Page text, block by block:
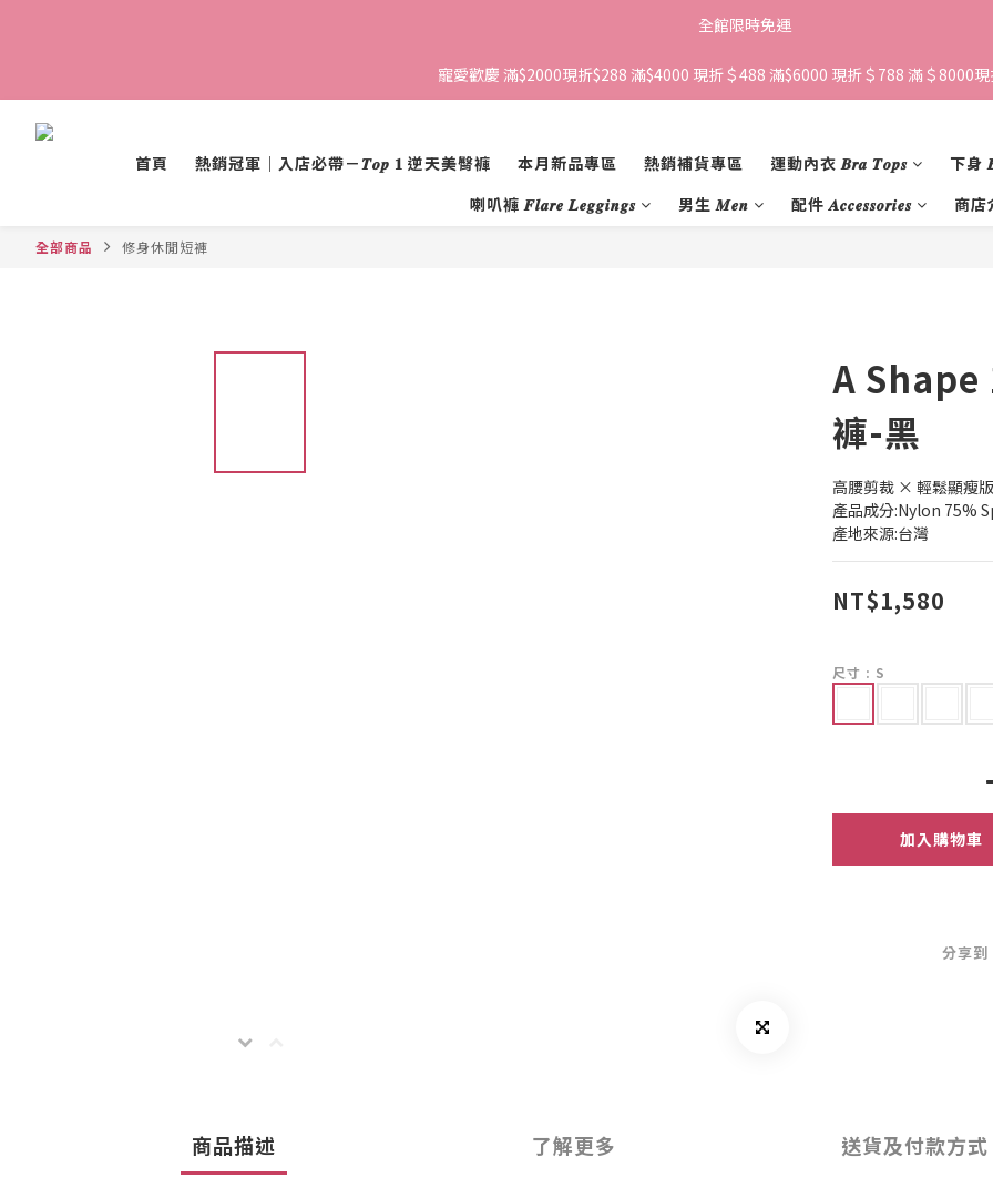
全館限時免運
寵愛歡慶 滿$2000現折$288 滿$4000 現折＄488 滿$6000 現折＄788 滿＄8000
首頁 熱銷冠軍｜入店必帶－𝑻𝒐𝒑 𝟏 逆天美臀褲 本月新品專區 熱銷補貨專區 運動內衣 𝑩𝒓𝒂 𝑻𝒐𝒑𝒔
下身
喇叭褲 𝑭𝒍𝒂𝒓𝒆 𝑳𝒆𝒈𝒈𝒊𝒏𝒈𝒔
男生 𝑴𝒆𝒏 配件 𝑨𝒄𝒄𝒆𝒔𝒔𝒐𝒓𝒊𝒆𝒔 商店
全部商品 修身休閒短褲
A Shape
褲-黑
高腰剪裁 × 輕鬆顯瘦
產品成分:Nylon 75%
產地來源:台灣
NT$1,580
尺寸 : S
加入購物車
分享到
商品描述 了解更多 送貨及付款方式